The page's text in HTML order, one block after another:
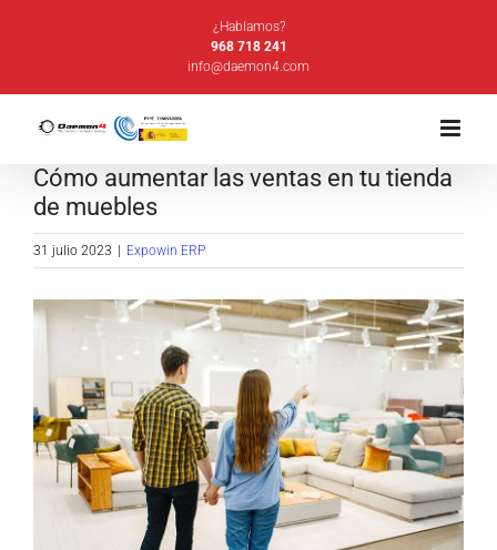
¿Hablamos?
968 718 241
info@daemon4.com
Cómo aumentar las ventas en tu tienda
de muebles
31 julio 2023 Expowin ERP
Ver
imagen
más
grande